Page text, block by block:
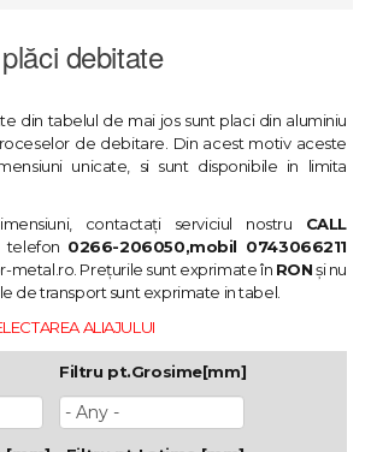
debitate
din tabelul de mai jos sunt placi din aluminiu
de debitare. Din acest motiv aceste
unicate, si sunt disponibile in limita
contactați serviciul nostru CALL
telefon 0266-206050,mobil 0743066211
metal.ro . Prețurile sunt exprimate în RONși nu
de transport sunt exprimate in tabel.
ALIAJULUI
Filtru pt.Grosime[mm]